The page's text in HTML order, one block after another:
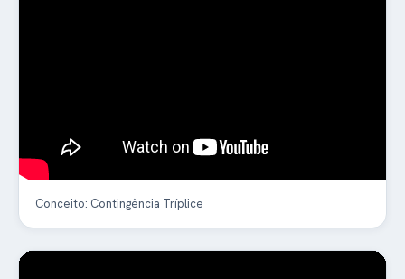
Conceito: Contingência Tríplice